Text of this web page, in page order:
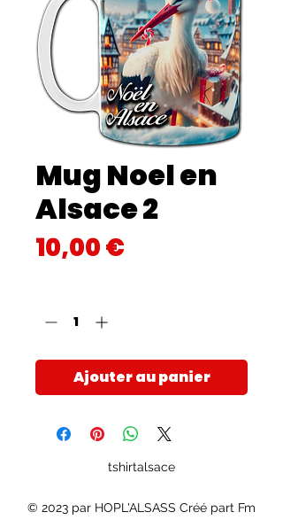
Mug Noel en
Alsace 2
10,00 €Prix
Ajouter au panier
tshirtalsace
© 2023 par HOPL'ALSASS Créé part Fm